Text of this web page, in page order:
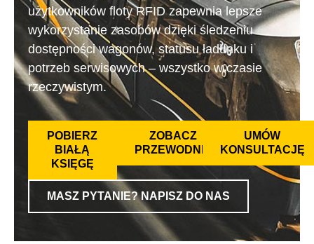
użytkowników floty RFID zapewnia lepsze
wykorzystanie zasobów dzięki śledzeniu
dostępności wagonów, statusu ładunku i
potrzeb serwisowych – wszystko w czasie
rzeczywistym.
POBIERZ
BIAŁĄ
KSIĘGĘ
ZOBACZ
PRZEWODNIK
UMÓW
KONSULTACJĘ
MASZ PYTANIE? NAPISZ DO NAS